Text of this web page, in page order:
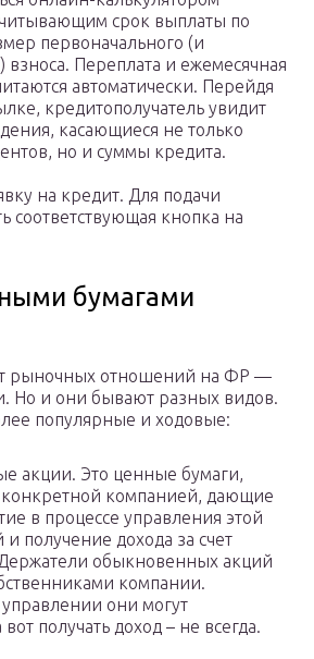
срок выплаты по
первоначального (и
Переплата и ежемесячная
автоматически. Перейдя
кредитополучатель увидит
касающиеся не только
но и суммы кредита.
на кредит. Для подачи
соответствующая кнопка на
бумагами
рыночных отношений на ФР —
Но и они бывают разных видов.
популярные и ходовые:
акции. Это ценные бумаги,
компанией, дающие
в процессе управления этой
получение дохода за счет
обыкновенных акций
компании.
управлении они могут
получать доход – не всегда.